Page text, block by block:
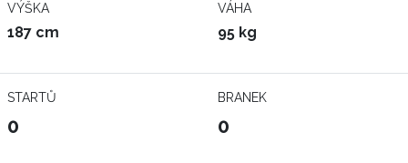
VÝŠKA
187 cm
VÁHA
95 kg
STARTŮ
0
BRANEK
0